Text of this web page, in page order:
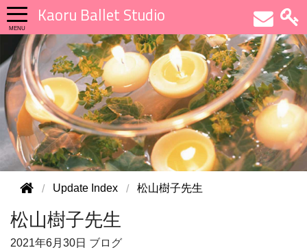
Kaoru Ballet Studio
Update Index 松山樹子先生
松山樹子先生
2021年6月30日 ブログ